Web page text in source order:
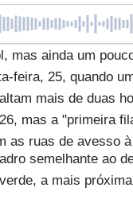
mas ainda um
feira, 25, quando
mais de duas
mas a "primeira
as ruas de avesso
semelhante ao
a mais